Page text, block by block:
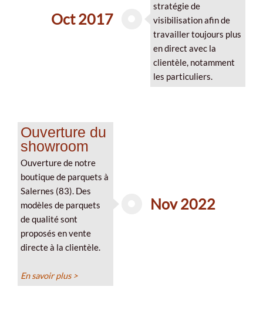
stratégie de
visibilisation afin de
travailler toujours plus
en direct avec la
clientèle, notamment
les particuliers.
Oct 2017
Ouverture du
showroom
Ouverture de notre
boutique de parquets à
Salernes (83). Des
modèles de parquets
de qualité sont
proposés en vente
directe à la clientèle.
En savoir plus >
Nov 2022